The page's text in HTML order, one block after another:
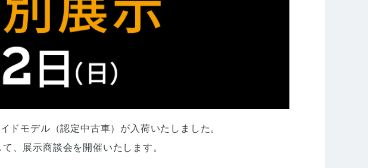
モデル（認定中古車）が入荷いたしました。
、展示商談会を開催いたします。